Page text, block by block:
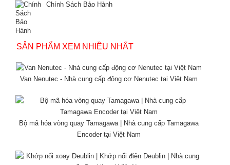
Chính Sách Bảo Hành
SẢN PHẨM XEM NHIỀU NHẤT
Van Nenutec - Nhà cung cấp động cơ Nenutec tại Việt Nam
Bộ mã hóa vòng quay Tamagawa | Nhà cung cấp Tamagawa
Encoder tại Việt Nam